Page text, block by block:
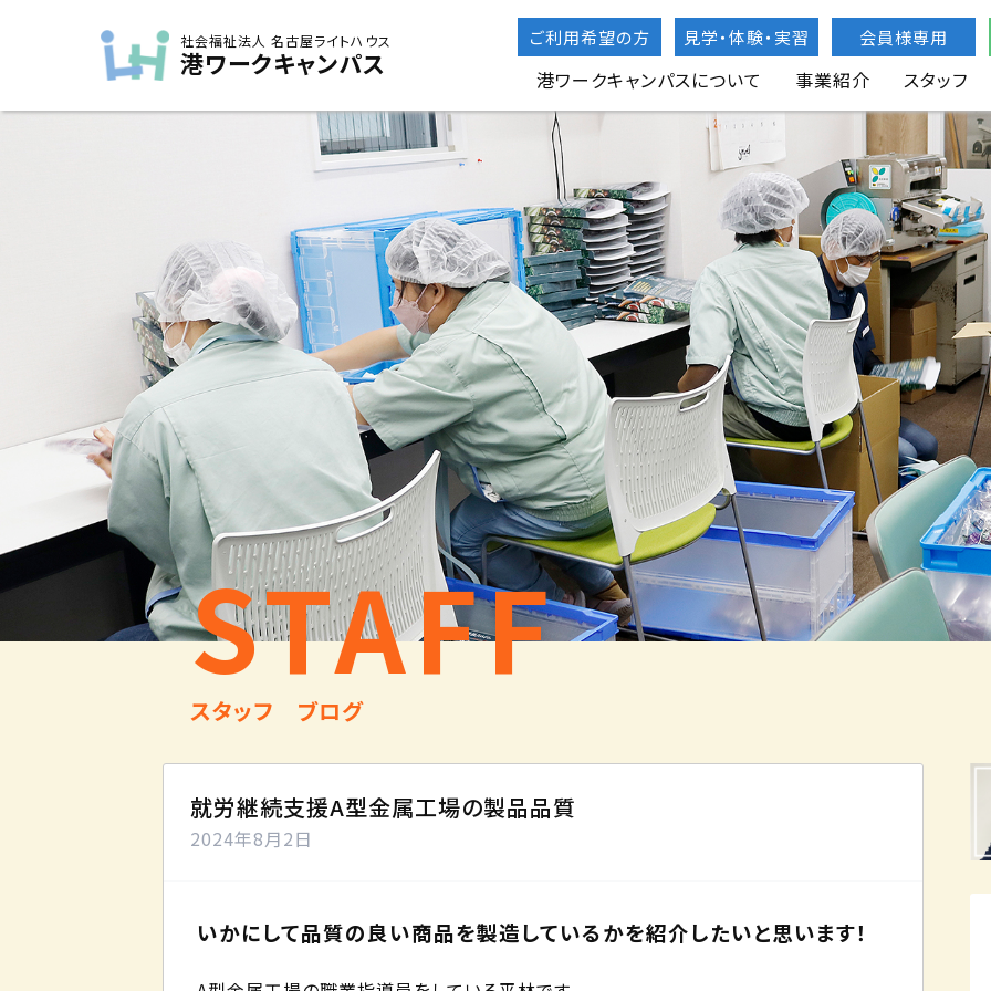
社会福祉法人 名古屋ライトハウス
港ワークキャンパス
ご利用希望の方 見学・体験・実習 会員様専用
港ワークキャンパスについて 事業紹介 スタッフ
STAFF
スタッフ ブログ
就労継続支援A型金属工場の製品品質
2024年8月2日
いかにして品質の良い商品を製造しているかを紹介したいと思います！